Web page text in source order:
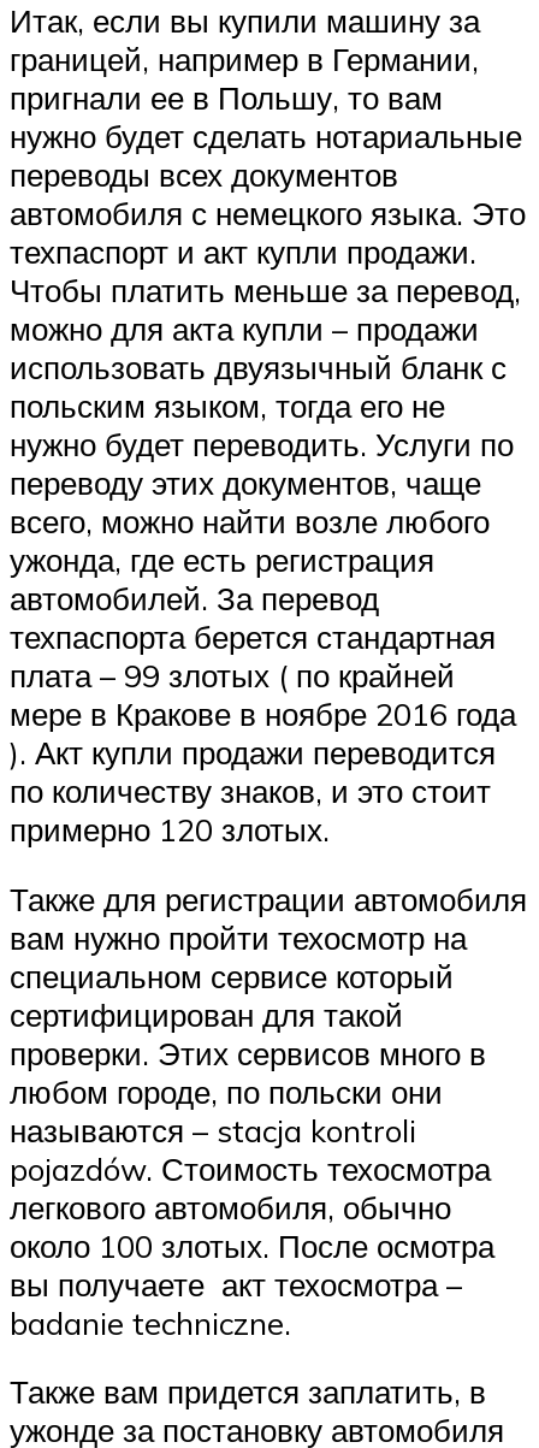
Итак, если вы купили машину за
границей, например в Германии,
пригнали ее в Польшу, то вам
нужно будет сделать нотариальные
переводы всех документов
автомобиля с немецкого языка. Это
техпаспорт и акт купли продажи.
Чтобы платить меньше за перевод,
можно для акта купли – продажи
использовать двуязычный бланк с
польским языком, тогда его не
нужно будет переводить. Услуги по
переводу этих документов, чаще
всего, можно найти возле любого
ужонда, где есть регистрация
автомобилей. За перевод
техпаспорта берется стандартная
плата – 99 злотых ( по крайней
мере в Кракове в ноябре 2016 года
). Акт купли продажи переводится
по количеству знаков, и это стоит
примерно 120 злотых.
Также для регистрации автомобиля
вам нужно пройти техосмотр на
специальном сервисе который
сертифицирован для такой
проверки. Этих сервисов много в
любом городе, по польски они
называются – stacja kontroli
pojazdów. Стоимость техосмотра
легкового автомобиля, обычно
около 100 злотых. После осмотра
вы получаете акт техосмотра –
badanie techniczne.
Также вам придется заплатить, в
ужонде за постановку автомобиля